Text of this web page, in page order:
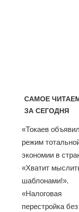
САМОЕ
ЗА СЕГОДНЯ
«Токаев объявил
режим
экономии в
«Хватит
шаблонами!».
«Налоговая
перестройка без